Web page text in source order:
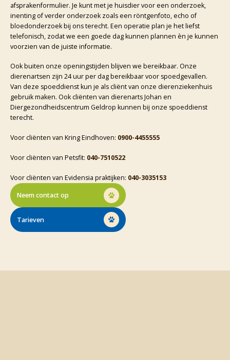
afsprakenformulier. Je kunt met je huisdier voor een onderzoek,
inenting of verder onderzoek zoals een röntgenfoto, echo of
bloedonderzoek bij ons terecht. Een operatie plan je het liefst
telefonisch, zodat we een goede dag kunnen plannen èn je kunnen
voorzien van de juiste informatie.
Ook buiten onze openingstijden blijven we bereikbaar. Onze
dierenartsen zijn 24 uur per dag bereikbaar voor spoedgevallen.
Van deze spoeddienst kun je als cliënt van onze dierenziekenhuis
gebruik maken. Ook cliënten van dierenarts Johan en
Diergezondheidscentrum Geldrop kunnen bij onze spoeddienst
terecht.
Voor cliënten van Kring Eindhoven: 0900-4455555
Voor cliënten van Petsfit: 040-7510522
Voor cliënten van Evidensia praktijken: 040-3035153
Neem contact op
Tarieven